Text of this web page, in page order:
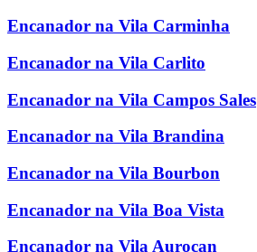
Encanador na Vila Carminha
Encanador na Vila Carlito
Encanador na Vila Campos Sales
Encanador na Vila Brandina
Encanador na Vila Bourbon
Encanador na Vila Boa Vista
Encanador na Vila Aurocan